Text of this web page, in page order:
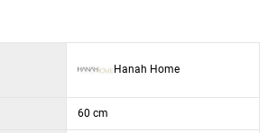
Hanah Home
60 cm